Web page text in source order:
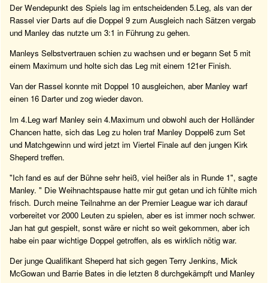
Der Wendepunkt des Spiels lag im entscheidenden 5.Leg, als van der
Rassel vier Darts auf die Doppel 9 zum Ausgleich nach Sätzen vergab
und Manley das nutzte um 3:1 in Führung zu gehen.
Manleys Selbstvertrauen schien zu wachsen und er begann Set 5 mit
einem Maximum und holte sich das Leg mit einem 121er Finish.
Van der Rassel konnte mit Doppel 10 ausgleichen, aber Manley warf
einen 16 Darter und zog wieder davon.
Im 4.Leg warf Manley sein 4.Maximum und obwohl auch der Holländer
Chancen hatte, sich das Leg zu holen traf Manley Doppel6 zum Set
und Matchgewinn und wird jetzt im Viertel Finale auf den jungen Kirk
Sheperd treffen.
"Ich fand es auf der Bühne sehr heiß, viel heißer als in Runde 1", sagte
Manley. " Die Weihnachtspause hatte mir gut getan und ich fühlte mich
frisch. Durch meine Teilnahme an der Premier League war ich darauf
vorbereitet vor 2000 Leuten zu spielen, aber es ist immer noch schwer.
Jan hat gut gespielt, sonst wäre er nicht so weit gekommen, aber ich
habe ein paar wichtige Doppel getroffen, als es wirklich nötig war.
Der junge Qualifikant Sheperd hat sich gegen Terry Jenkins, Mick
McGowan und Barrie Bates in die letzten 8 durchgekämpft und Manley